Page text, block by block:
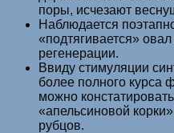
поры, исчезают
Наблюдается
«подтягивается»
регенерации.
Ввиду стимуляции
более полного курса
можно
«апельсиновой
рубцов.